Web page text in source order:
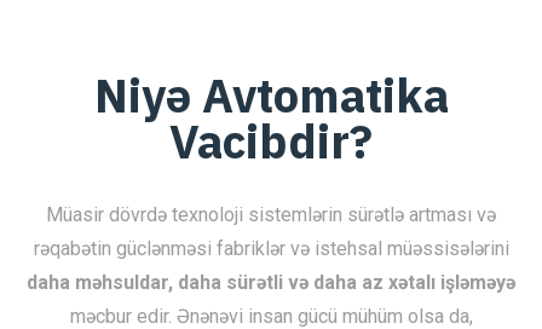
Niyə Avtomatika
Vacibdir?
Müasir dövrdə texnoloji sistemlərin sürətlə artması və
rəqabətin güclənməsi fabriklər və istehsal müəssisələrini
daha məhsuldar, daha sürətli və daha az xətalı işləməyə
məcbur edir. Ənənəvi insan gücü mühüm olsa da,